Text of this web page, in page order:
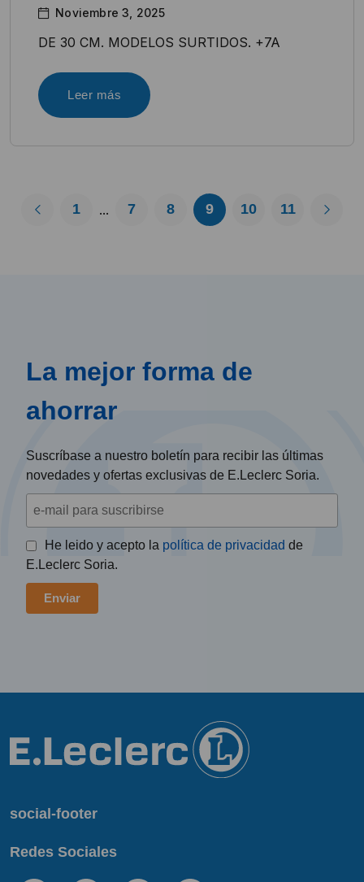
Noviembre 3, 2025
DE 30 CM. MODELOS SURTIDOS. +7A
Leer más
1 ... 7 8 9 10 11
La mejor forma de
ahorrar
Suscríbase a nuestro boletín para recibir las últimas
novedades y ofertas exclusivas de E.Leclerc Soria.
He leido y acepto la política de privacidad de
E.Leclerc Soria.
social-footer
Redes Sociales